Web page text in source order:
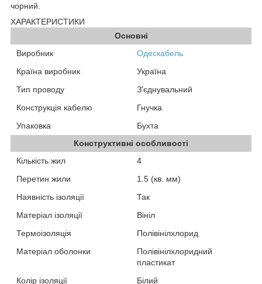
чорний.
ХАРАКТЕРИСТИКИ
Основні
Виробник
Одескабель
Країна виробник
Україна
Тип проводу
З'єднувальний
Конструкція кабелю
Гнучка
Упаковка
Бухта
Конструктивні особливості
Кількість жил
4
Перетин жили
1.5 (кв. мм)
Наявність ізоляції
Так
Матеріал ізоляції
Вініл
Термоізоляція
Полівінілхлорид
Матеріал оболонки
Полівінілхлоридний
пластикат
Колір ізоляції
Білий